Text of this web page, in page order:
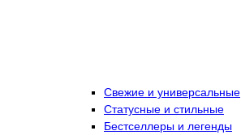
Свежие и универсальные
Статусные и стильные
Бестселлеры и легенды